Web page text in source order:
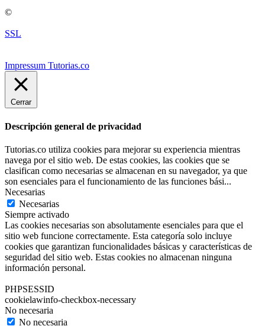
©
SSL
Impressum Tutorias.co
Cerrar
Descripción general de privacidad
Tutorias.co utiliza cookies para mejorar su experiencia mientras
navega por el sitio web. De estas cookies, las cookies que se
clasifican como necesarias se almacenan en su navegador, ya que
son esenciales para el funcionamiento de las funciones bási...
Necesarias
Necesarias
Siempre activado
Las cookies necesarias son absolutamente esenciales para que el
sitio web funcione correctamente. Esta categoría solo incluye
cookies que garantizan funcionalidades básicas y características de
seguridad del sitio web. Estas cookies no almacenan ninguna
información personal.
PHPSESSID
cookielawinfo-checkbox-necessary
No necesaria
No necesaria